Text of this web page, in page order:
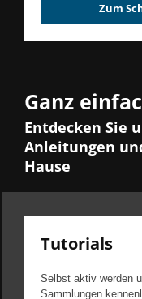
Zum
Ganz
Entdecken Sie
Anleitungen
Hause
Tutorials
Selbst aktiv werden
Sammlungen